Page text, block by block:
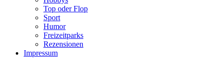
Top oder Flop
Sport
Humor
Freizeitparks
Rezensionen
Impressum